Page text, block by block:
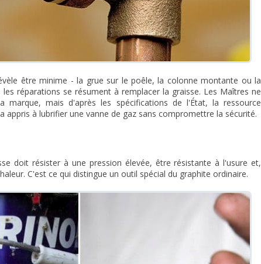
être minime - la grue sur le poêle, la colonne montante ou la
réparations se résument à remplacer la graisse. Les Maîtres ne
marque, mais d'après les spécifications de l'État, la ressource
appris à lubrifier une vanne de gaz sans compromettre la sécurité.
doit résister à une pression élevée, être résistante à l'usure et,
C'est ce qui distingue un outil spécial du graphite ordinaire.